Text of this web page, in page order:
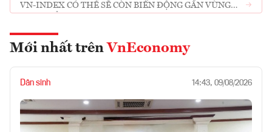
VN-INDEX CÓ THỂ SẼ CÒN BIẾN ĐỘNG GẦN VÙNG
Mới nhất trên VnEconomy
Dân sinh 14:43, 09/08/2026